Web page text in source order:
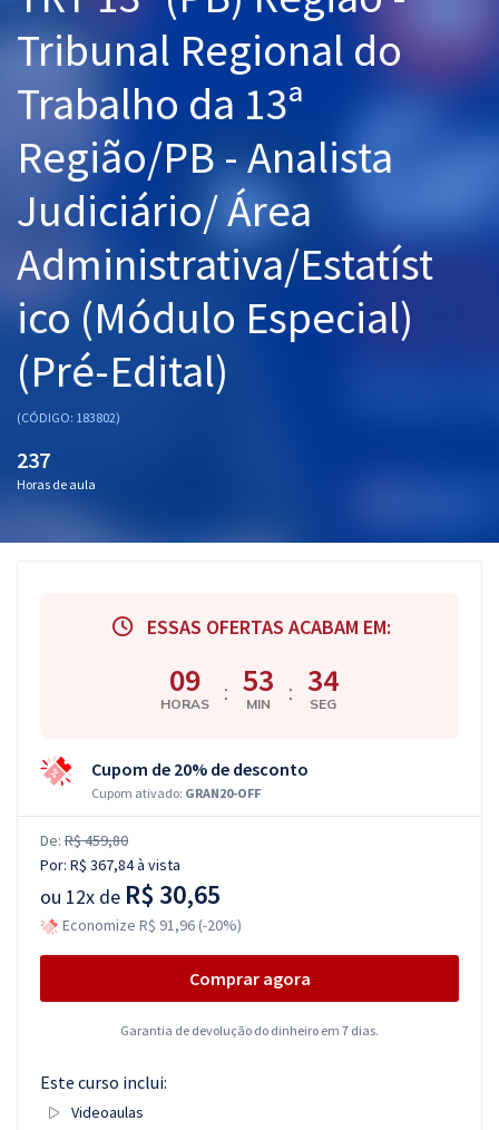
Graduação
Mentorias
Questões grátis
Conteúdo gratuito
Blog
Aprovados
Atendimento
Tribunal Regional do
Trabalho da 13ª
Região/PB - Analista
Judiciário/ Área
Administrativa/Estatíst
ico (Módulo Especial)
(Pré-Edital)
(CÓDIGO: 183802)
237
Horas de aula
ESSAS OFERTAS ACABAM EM:
09
HORAS : 53
MIN : 34
SEG
Cupom de 20% de desconto
Cupom ativado: GRAN20-OFF
De: R$ 459,80
Por: R$ 367,84à vista
ou 12x de R$ 30,65
Economize R$ 91,96 (-20%)
Comprar agora
Garantia de devolução do dinheiro em 7 dias.
Este curso inclui:
Videoaulas